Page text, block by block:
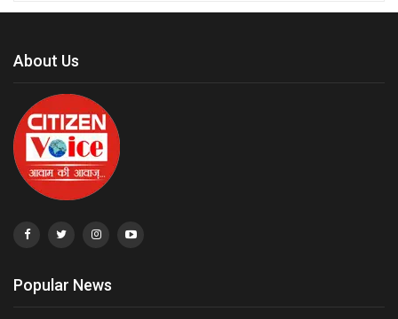
About Us
Popular News